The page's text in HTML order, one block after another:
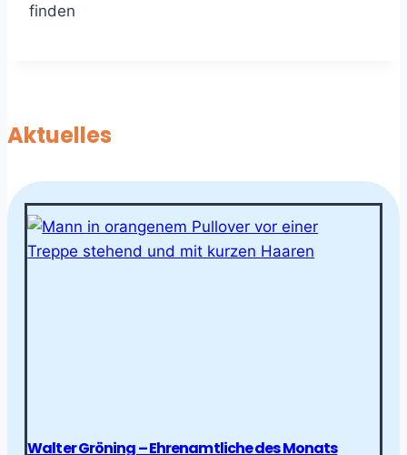
finden
Aktuelles
Walter Gröning – Ehrenamtliche des Monats